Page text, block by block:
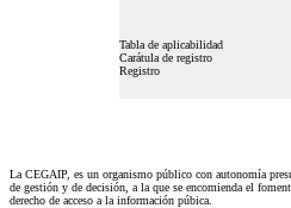
Tabla de aplicabilidad
Carátula de registro
Registro
La CEGAIP, es un organismo público con autonomía
de gestión y de decisión, a la que se encomienda el
derecho de acceso a la información púbica.